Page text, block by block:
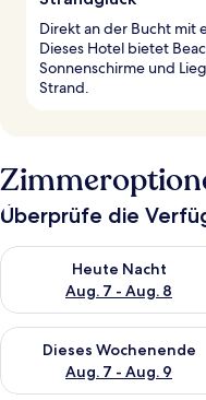
Direkt an der Bucht mit
Dieses Hotel bietet
Sonnenschirme und
Strand.
Überprüfe die
Heute Nacht
Aug. 7 - Aug. 8
Überprüfe die
Dieses Wochenende
Aug. 7 - Aug. 9
Überprüfe die